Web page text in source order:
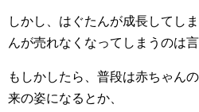
しかし、はぐたんが成長してし
んが売れなくなってしまうのは
もしかしたら、普段は赤ちゃん
来の姿になるとか、